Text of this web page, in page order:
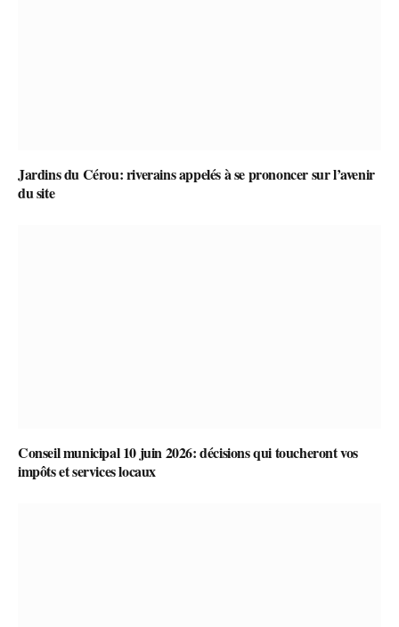
Jardins du Cérou: riverains appelés à se prononcer sur l’avenir
du site
Conseil municipal 10 juin 2026: décisions qui toucheront vos
impôts et services locaux